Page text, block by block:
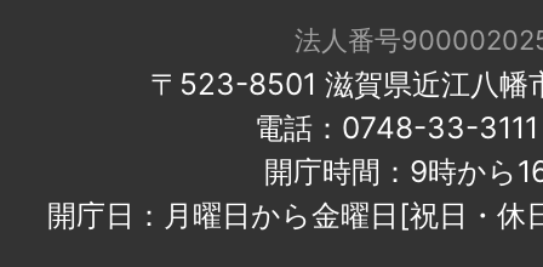
法人番号
〒523-8501 滋賀県近江八幡
電話：0748-33-
開庁時間：9時から
開庁日：月曜日から金曜日[祝日・